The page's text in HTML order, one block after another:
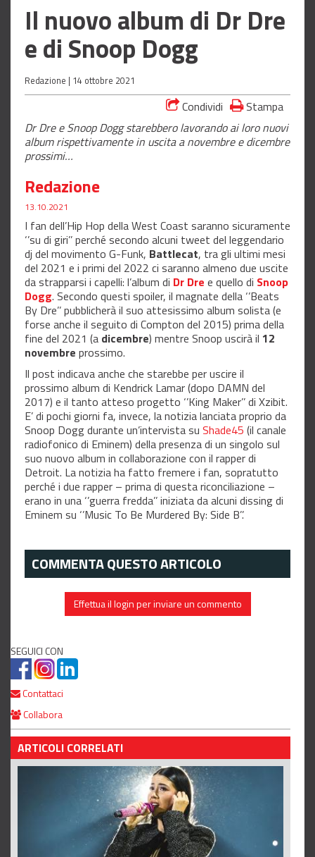
Il nuovo album di Dr Dre
e di Snoop Dogg
Redazione | 14 ottobre 2021
Condividi
Stampa
Dr Dre e Snoop Dogg starebbero lavorando ai loro nuovi
album rispettivamente in uscita a novembre e dicembre
prossimi…
Redazione
13.10.2021
I fan dell’Hip Hop della West Coast saranno sicuramente
‘’su di giri’’ perché secondo alcuni tweet del leggendario
dj del movimento G-Funk, Battlecat, tra gli ultimi mesi
del 2021 e i primi del 2022 ci saranno almeno due uscite
da strapparsi i capelli: l’album di Dr Dre e quello di Snoop
Dogg. Secondo questi spoiler, il magnate della ‘’Beats
By Dre’’ pubblicherà il suo attesissimo album solista (e
forse anche il seguito di Compton del 2015) prima della
fine del 2021 (a dicembre) mentre Snoop uscirà il 12
novembre prossimo.
Il post indicava anche che starebbe per uscire il
prossimo album di Kendrick Lamar (dopo DAMN del
2017) e il tanto atteso progetto ‘’King Maker’’ di Xzibit.
E’ di pochi giorni fa, invece, la notizia lanciata proprio da
Snoop Dogg durante un’intervista su Shade45 (il canale
radiofonico di Eminem) della presenza di un singolo sul
suo nuovo album in collaborazione con il rapper di
Detroit. La notizia ha fatto fremere i fan, sopratutto
perché i due rapper – prima di questa riconciliazione –
erano in una ‘’guerra fredda’’ iniziata da alcuni dissing di
Eminem su ‘’Music To Be Murdered By: Side B’’.
COMMENTA QUESTO ARTICOLO
Effettua il login per inviare un commento
SEGUICI CON
Contattaci
Collabora
ARTICOLI CORRELATI